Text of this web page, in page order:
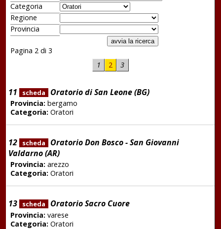
Categoria
Regione
Provincia
Pagina 2 di 3
1
2 3
11 scheda Oratorio di San Leone (BG)
Provincia:bergamo
Categoria:Oratori
12 scheda
Oratorio Don Bosco - San Giovanni
Valdarno (AR)
Provincia:arezzo
Categoria:Oratori
13 scheda Oratorio Sacro Cuore
Provincia:varese
Categoria:Oratori